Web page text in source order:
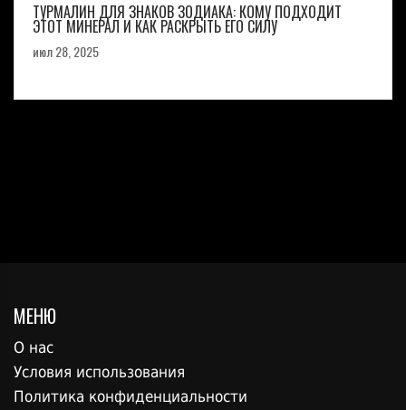
ТУРМАЛИН ДЛЯ ЗНАКОВ ЗОДИАКА: КОМУ ПОДХОДИТ
ЭТОТ МИНЕРАЛ И КАК РАСКРЫТЬ ЕГО СИЛУ
июл 28, 2025
МЕНЮ
О нас
Условия использования
Политика конфиденциальности